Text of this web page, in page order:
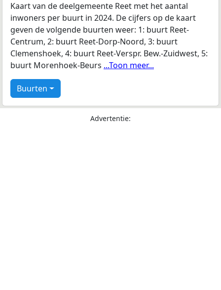
Kaart van de deelgemeente Reet met het aantal
inwoners per buurt in 2024. De cijfers op de kaart
geven de volgende buurten weer: 1: buurt Reet-
Centrum, 2: buurt Reet-Dorp-Noord, 3: buurt
Clemenshoek, 4: buurt Reet-Verspr. Bew.-Zuidwest, 5:
buurt Morenhoek-Beurs ...Toon meer...
Buurten
Advertentie: